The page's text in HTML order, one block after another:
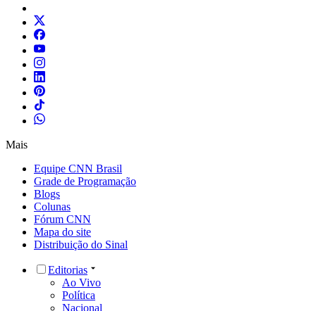
Mais
Equipe CNN Brasil
Grade de Programação
Blogs
Colunas
Fórum CNN
Mapa do site
Distribuição do Sinal
Editorias
Ao Vivo
Política
Nacional